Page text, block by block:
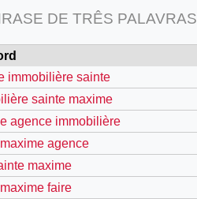
DE TRÊS PALAVRAS
immobilière sainte
sainte maxime
agence immobilière
agence
maxime
faire